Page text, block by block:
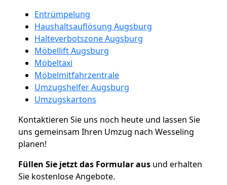
Entrümpelung
Haushaltsauflösung Augsburg
Halteverbotszone Augsburg
Möbellift Augsburg
Möbeltaxi
Möbelmitfahrzentrale
Umzugshelfer Augsburg
Umzugskartons
Kontaktieren Sie uns noch heute und lassen Sie
uns gemeinsam Ihren Umzug nach Wesseling
planen!
Füllen Sie jetzt das Formular aus und erhalten
Sie kostenlose Angebote.